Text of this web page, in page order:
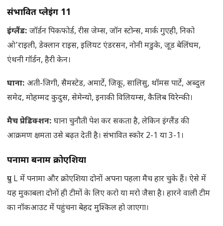
संभावित प्लेइंग 11
इंग्लैंड: जॉर्डन पिकफोर्ड, रीस जेम्स, जॉन स्टोन्स, मार्क गुएही, निको
ओ’राइली, डेक्लान राइस, इलियट एंडरसन, नोनी मडुके, जूड बेलिंघम,
एंथनी गॉर्डन, हैरी केन।
घाना: अती-जिगी, सैमस्टेड, अमार्टे, जिकू, सालिसु, थॉमस पार्टे, अब्दुल
समेद, मोहम्मद कुदुस, सेमेन्यो, इनाकी विलियम्स, कैलिब यिरेन्की।
मैच प्रेडिक्शन: घाना चुनौती पेश कर सकता है, लेकिन इंग्लैंड की
आक्रमण क्षमता उसे बढ़त देती है। संभावित स्कोर 2-1 या 3-1।
पनामा बनाम क्रोएशिया
ग्रुप L में पनामा और क्रोएशिया दोनों अपना पहला मैच हार चुके हैं। ऐसे में
यह मुकाबला दोनों ही टीमों के लिए करो या मरो जैसा है। हारने वाली टीम
का नॉकआउट में पहुंचना बेहद मुश्किल हो जाएगा।